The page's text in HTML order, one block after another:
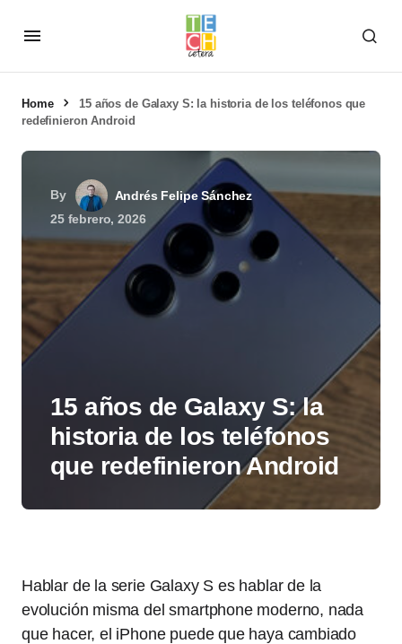
Home
15 años de Galaxy S: la historia de los teléfonos que
redefinieron Android
By
Andrés Felipe Sánchez
25 febrero, 2026
15 años de Galaxy S: la
historia de los teléfonos
que redefinieron Android
Hablar de la serie Galaxy S es hablar de la
evolución misma del smartphone moderno, nada
que hacer, el iPhone puede que haya cambiado